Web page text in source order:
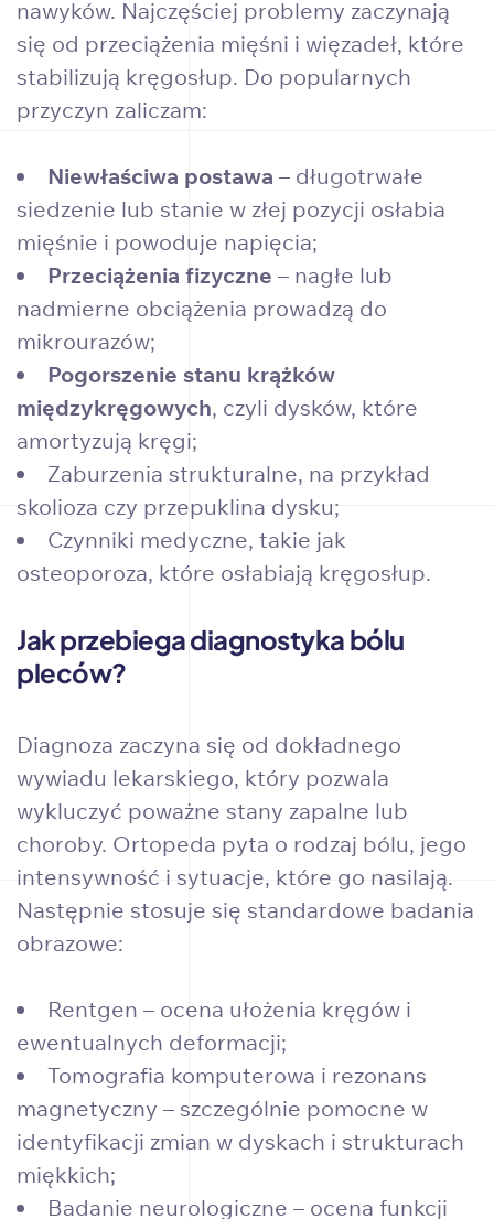
nawyków. Najczęściej problemy zaczynają
się od przeciążenia mięśni i więzadeł, które
stabilizują kręgosłup. Do popularnych
przyczyn zaliczam:
Niewłaściwa postawa – długotrwałe
siedzenie lub stanie w złej pozycji osłabia
mięśnie i powoduje napięcia;
Przeciążenia fizyczne – nagłe lub
nadmierne obciążenia prowadzą do
mikrourazów;
Pogorszenie stanu krążków
międzykręgowych, czyli dysków, które
amortyzują kręgi;
Zaburzenia strukturalne, na przykład
skolioza czy przepuklina dysku;
Czynniki medyczne, takie jak
osteoporoza, które osłabiają kręgosłup.
Jak przebiega diagnostyka bólu
pleców?
Diagnoza zaczyna się od dokładnego
wywiadu lekarskiego, który pozwala
wykluczyć poważne stany zapalne lub
choroby. Ortopeda pyta o rodzaj bólu, jego
intensywność i sytuacje, które go nasilają.
Następnie stosuje się standardowe badania
obrazowe:
Rentgen – ocena ułożenia kręgów i
ewentualnych deformacji;
Tomografia komputerowa i rezonans
magnetyczny – szczególnie pomocne w
identyfikacji zmian w dyskach i strukturach
miękkich;
Badanie neurologiczne – ocena funkcji